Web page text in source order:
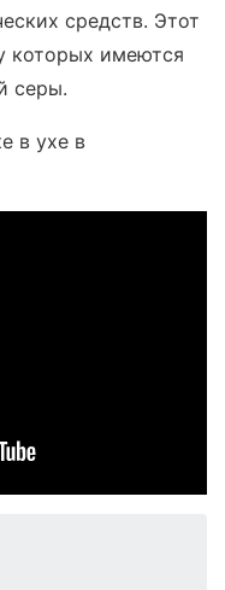
средств. Этот
которых имеются
серы.
в ухе в